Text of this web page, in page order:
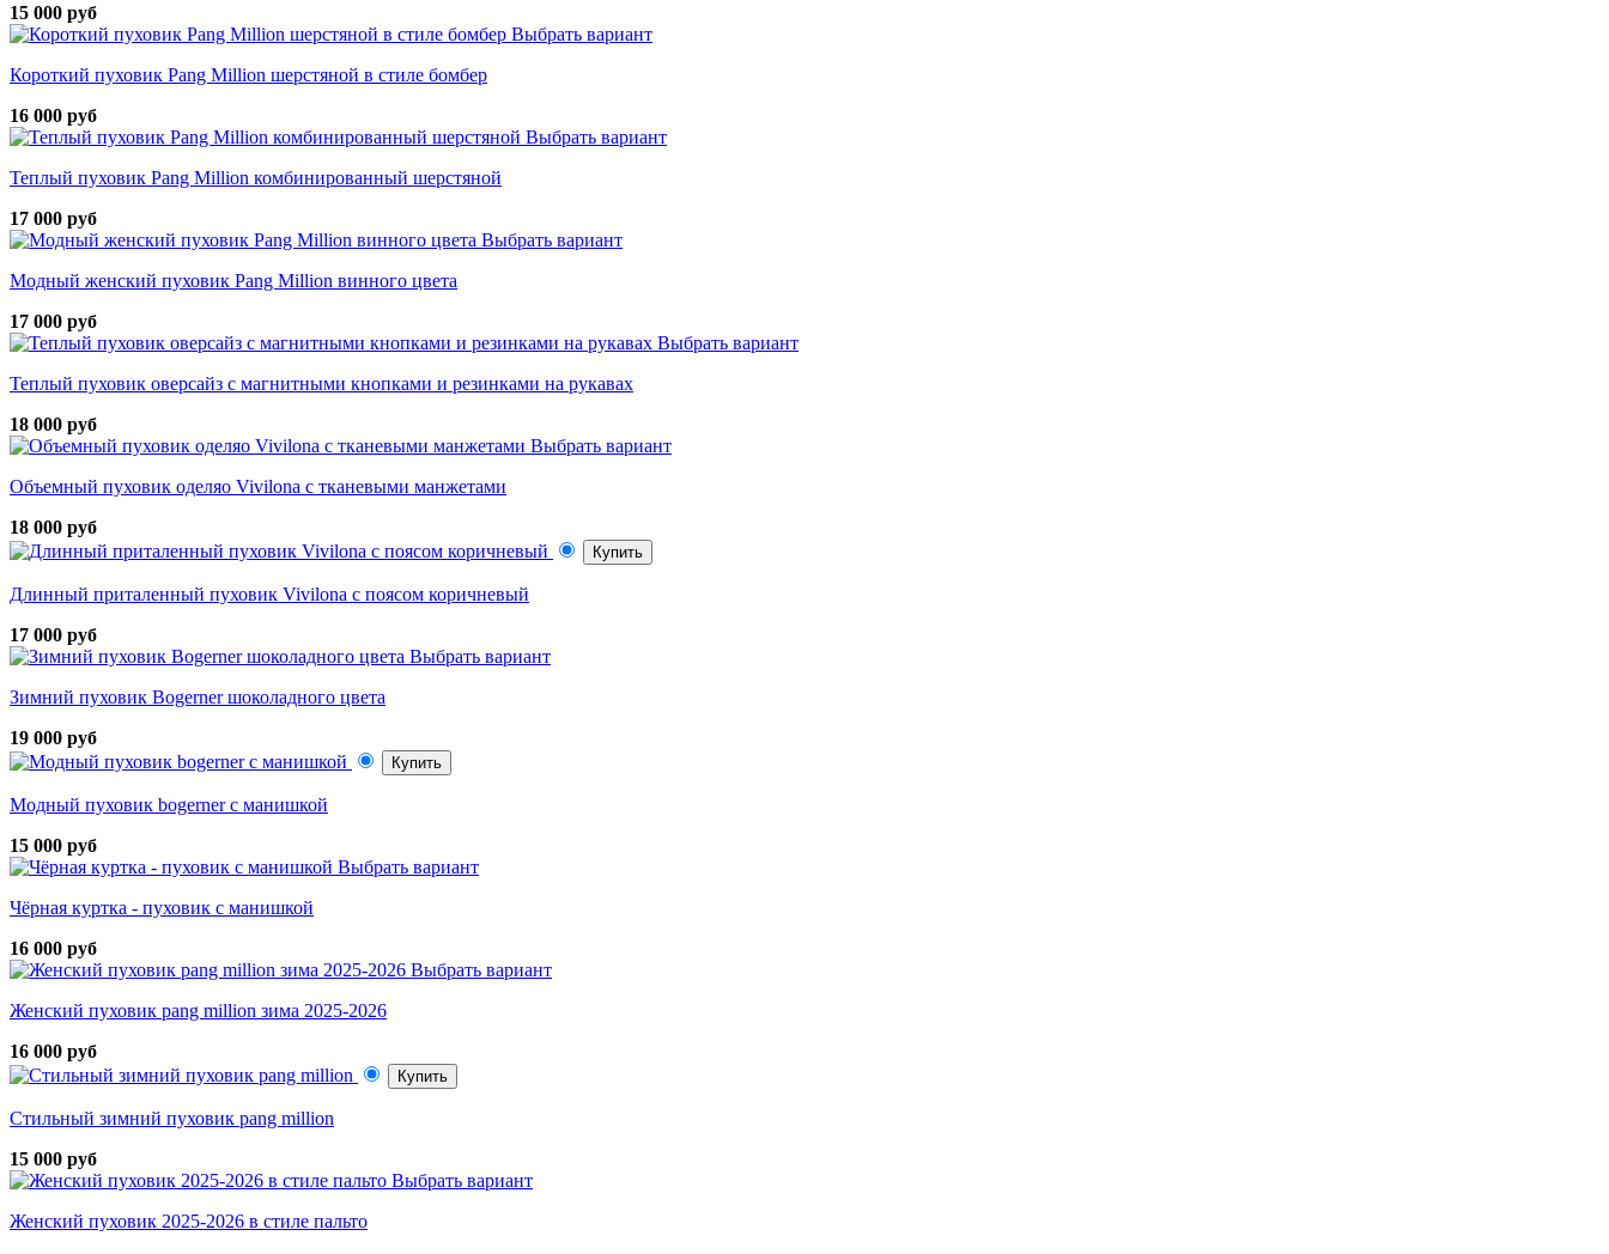
15 000 руб
Выбрать вариант
Короткий пуховик Pang Million шерстяной в стиле бомбер
16 000 руб
Выбрать вариант
Теплый пуховик Pang Million комбинированный шерстяной
17 000 руб
Выбрать вариант
Модный женский пуховик Pang Million винного цвета
17 000 руб
Выбрать вариант
Теплый пуховик оверсайз с магнитными кнопками и резинками на рукавах
18 000 руб
Выбрать вариант
Объемный пуховик оделяо Vivilona с тканевыми манжетами
18 000 руб
Купить
Длинный приталенный пуховик Vivilona с поясом коричневый
17 000 руб
Выбрать вариант
Зимний пуховик Bogerner шоколадного цвета
19 000 руб
Купить
Модный пуховик bogerner с манишкой
15 000 руб
Выбрать вариант
Чёрная куртка - пуховик с манишкой
16 000 руб
Выбрать вариант
Женский пуховик pang million зима 2025-2026
16 000 руб
Купить
Стильный зимний пуховик pang million
15 000 руб
Выбрать вариант
Женский пуховик 2025-2026 в стиле пальто